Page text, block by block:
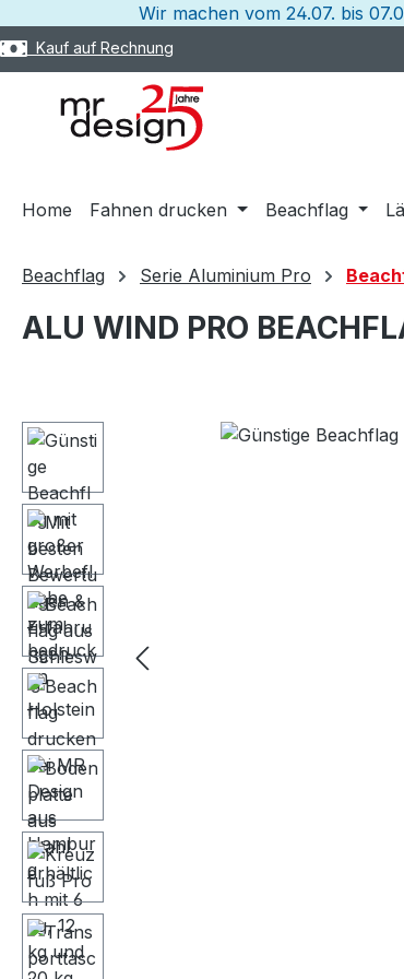
Hauptinhalt springen
Zur Suche springen
Zur Hauptnavigation springen
Wir machen vom 24.07. bis
Kauf auf Rechnung
Home Fahnen drucken Beachflag
Beachflag Serie Aluminium Pro
ALU WIND PRO
Bildergalerie überspringen